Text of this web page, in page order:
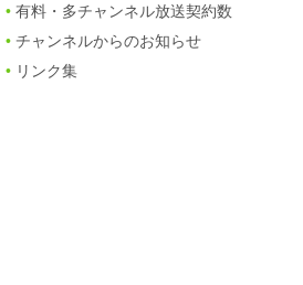
有料・多チャンネル放送契約数
チャンネルからのお知らせ
リンク集